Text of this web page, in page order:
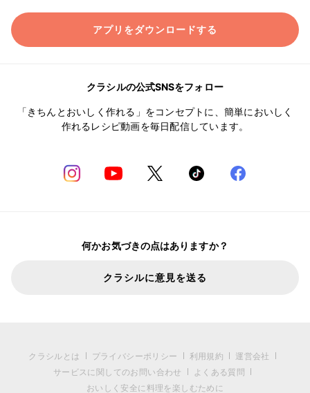
アプリをダウンロードする
クラシルの公式SNSをフォロー
「きちんとおいしく作れる」をコンセプトに、簡単においしく
作れるレシピ動画を毎日配信しています。
何かお気づきの点はありますか？
クラシルに意見を送る
クラシルとは プライバシーポリシー 利用規約
運営会社
サービスに関してのお問い合わせ
よくある質問
おいしく安全に料理を楽しむために